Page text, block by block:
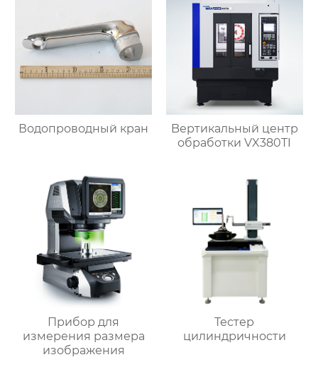
Водопроводный кран
Bертикальный центр
обработки VX380TI
Прибор для
измерения размера
изображения
Тестер
цилиндричности